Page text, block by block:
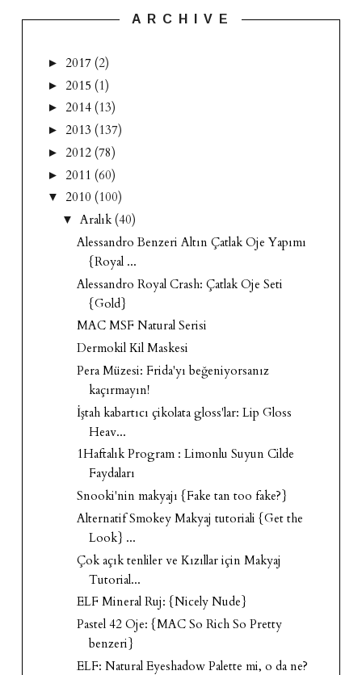
A R C H I V E
► 2017 (2)
► 2015 (1)
► 2014 (13)
► 2013 (137)
► 2012 (78)
► 2011 (60)
▼ 2010 (100)
▼ Aralık (40)
Alessandro Benzeri Altın Çatlak Oje Yapımı
{Royal ...
Alessandro Royal Crash: Çatlak Oje Seti
{Gold}
MAC MSF Natural Serisi
Dermokil Kil Maskesi
Pera Müzesi: Frida'yı beğeniyorsanız
kaçırmayın!
İştah kabartıcı çikolata gloss'lar: Lip Gloss
Heav...
1Haftalık Program : Limonlu Suyun Cilde
Faydaları
Snooki'nin makyajı {Fake tan too fake?}
Alternatif Smokey Makyaj tutoriali {Get the
Look} ...
Çok açık tenliler ve Kızıllar için Makyaj
Tutorial...
ELF Mineral Ruj: {Nicely Nude}
Pastel 42 Oje: {MAC So Rich So Pretty
benzeri}
ELF: Natural Eyeshadow Palette mi, o da ne?